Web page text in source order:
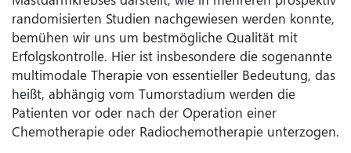
randomisierten Studien nachgewiesen werden konnte,
bemühen wir uns um bestmögliche Qualität mit
Erfolgskontrolle. Hier ist insbesondere die sogenannte
multimodale Therapie von essentieller Bedeutung, das
heißt, abhängig vom Tumorstadium werden die
Patienten vor oder nach der Operation einer
Chemotherapie oder Radiochemotherapie unterzogen.